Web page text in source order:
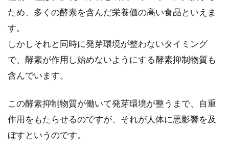
ているでしょう。そんなお米の中で「黒い粒」
玄米は白米よりも身体に良い？栄養
成分の比率で見てみよう。
ため、多くの酵素を含んだ栄養価の高い食品といえま
す。
しかしそれと同時に発芽環境が整わないタイミング
で、酵素が作用し始めないようにする酵素抑制物質も
含んでいます。
この酵素抑制物質が働いて発芽環境が整うまで、自重
作用をもたらせるのですが、それが人体に悪影響を及
ぼすというのです。